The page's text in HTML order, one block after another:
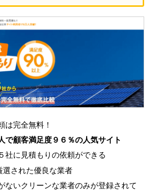
は完全無料！
で顧客満足度９６％の人気サイト
社に見積もりの依頼ができる
選された優良な業者
ないクリーンな業者のみが登録されて